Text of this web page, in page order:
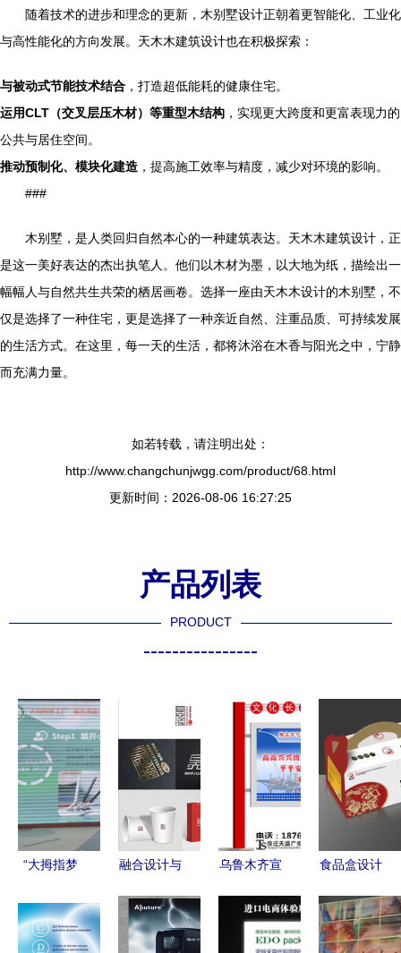
随着技术的进步和理念的更新，木别墅设计正朝着更智能化、工业化
与高性能化的方向发展。天木木建筑设计也在积极探索：
与被动式节能技术结合 ，打造超低能耗的健康住宅。
运用CLT（交叉层压木材）等重型木结构 ，实现更大跨度和更富表现力的
公共与居住空间。
推动预制化、模块化建造 ，提高施工效率与精度，减少对环境的影响。
###
木别墅，是人类回归自然本心的一种建筑表达。天木木建筑设计，正
是这一美好表达的杰出执笔人。他们以木材为墨，以大地为纸，描绘出一
幅幅人与自然共生共荣的栖居画卷。选择一座由天木木设计的木别墅，不
仅是选择了一种住宅，更是选择了一种亲近自然、注重品质、可持续发展
的生活方式。在这里，每一天的生活，都将沐浴在木香与阳光之中，宁静
而充满力量。
如若转载，请注明出处：
http://www.changchunjwgg.com/product/68.html
更新时间：2026-08-06 16:27:25
产品列表
PRODUCT
----------------
“大拇指梦
二中心小学
用劳动点亮
融合设计与
视觉品牌之
桥
乌鲁木齐宣
品厂 点亮
城市信息的
食品盒设计
实用美学与
品牌策略的